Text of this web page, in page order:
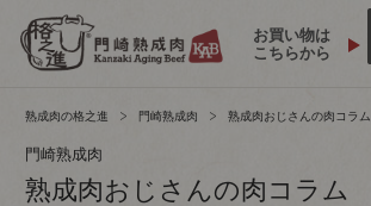
お買い物は
こちらから
熟成肉の格之進 門崎熟成肉 熟成肉おじさんの肉コラム
門崎熟成肉
熟成肉おじさんの肉コラム